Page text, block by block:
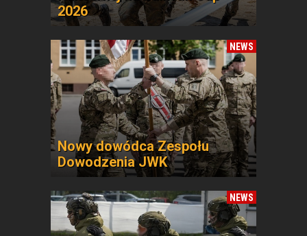
2026
NEWS
Nowy dowódca Zespołu
Dowodzenia JWK
NEWS